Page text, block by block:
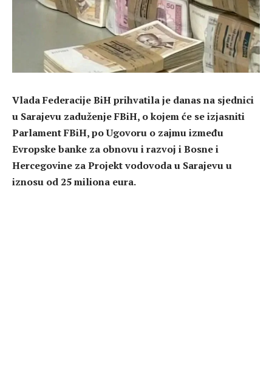
Vlada Federacije BiH prihvatila je danas na sjednici
u Sarajevu zaduženje FBiH, o kojem će se izjasniti
Parlament FBiH, po Ugovoru o zajmu između
Evropske banke za obnovu i razvoj i Bosne i
Hercegovine za Projekt vodovoda u Sarajevu u
iznosu od 25 miliona eura.